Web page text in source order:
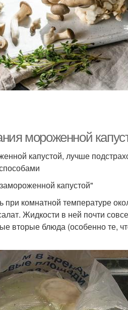
мороженной
капустой, лучше
капустой"
комнатной температуре
Жидкости в ней почти
вторые блюда (особенно те,